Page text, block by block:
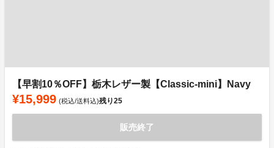
【早割10％OFF】栃木レザー製【Classic-mini】Navy
¥15,999 (税込/送料込)残り25
販売終了